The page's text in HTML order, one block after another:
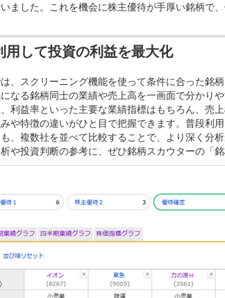
ました。これを機会に株主優待が手厚い銘柄で
用して投資の利益を最大化
、スクリーニング機能を使って条件に合った銘
なる銘柄同士の業績や売上高を一画面で分かりや
利益率といった主要な業績指標はもちろん、売
や特徴の違いがひと目で把握できます。普段利
、複数社を並べて比較することで、より深く分析
や投資判断の参考に、ぜひ銘柄スカウターの「